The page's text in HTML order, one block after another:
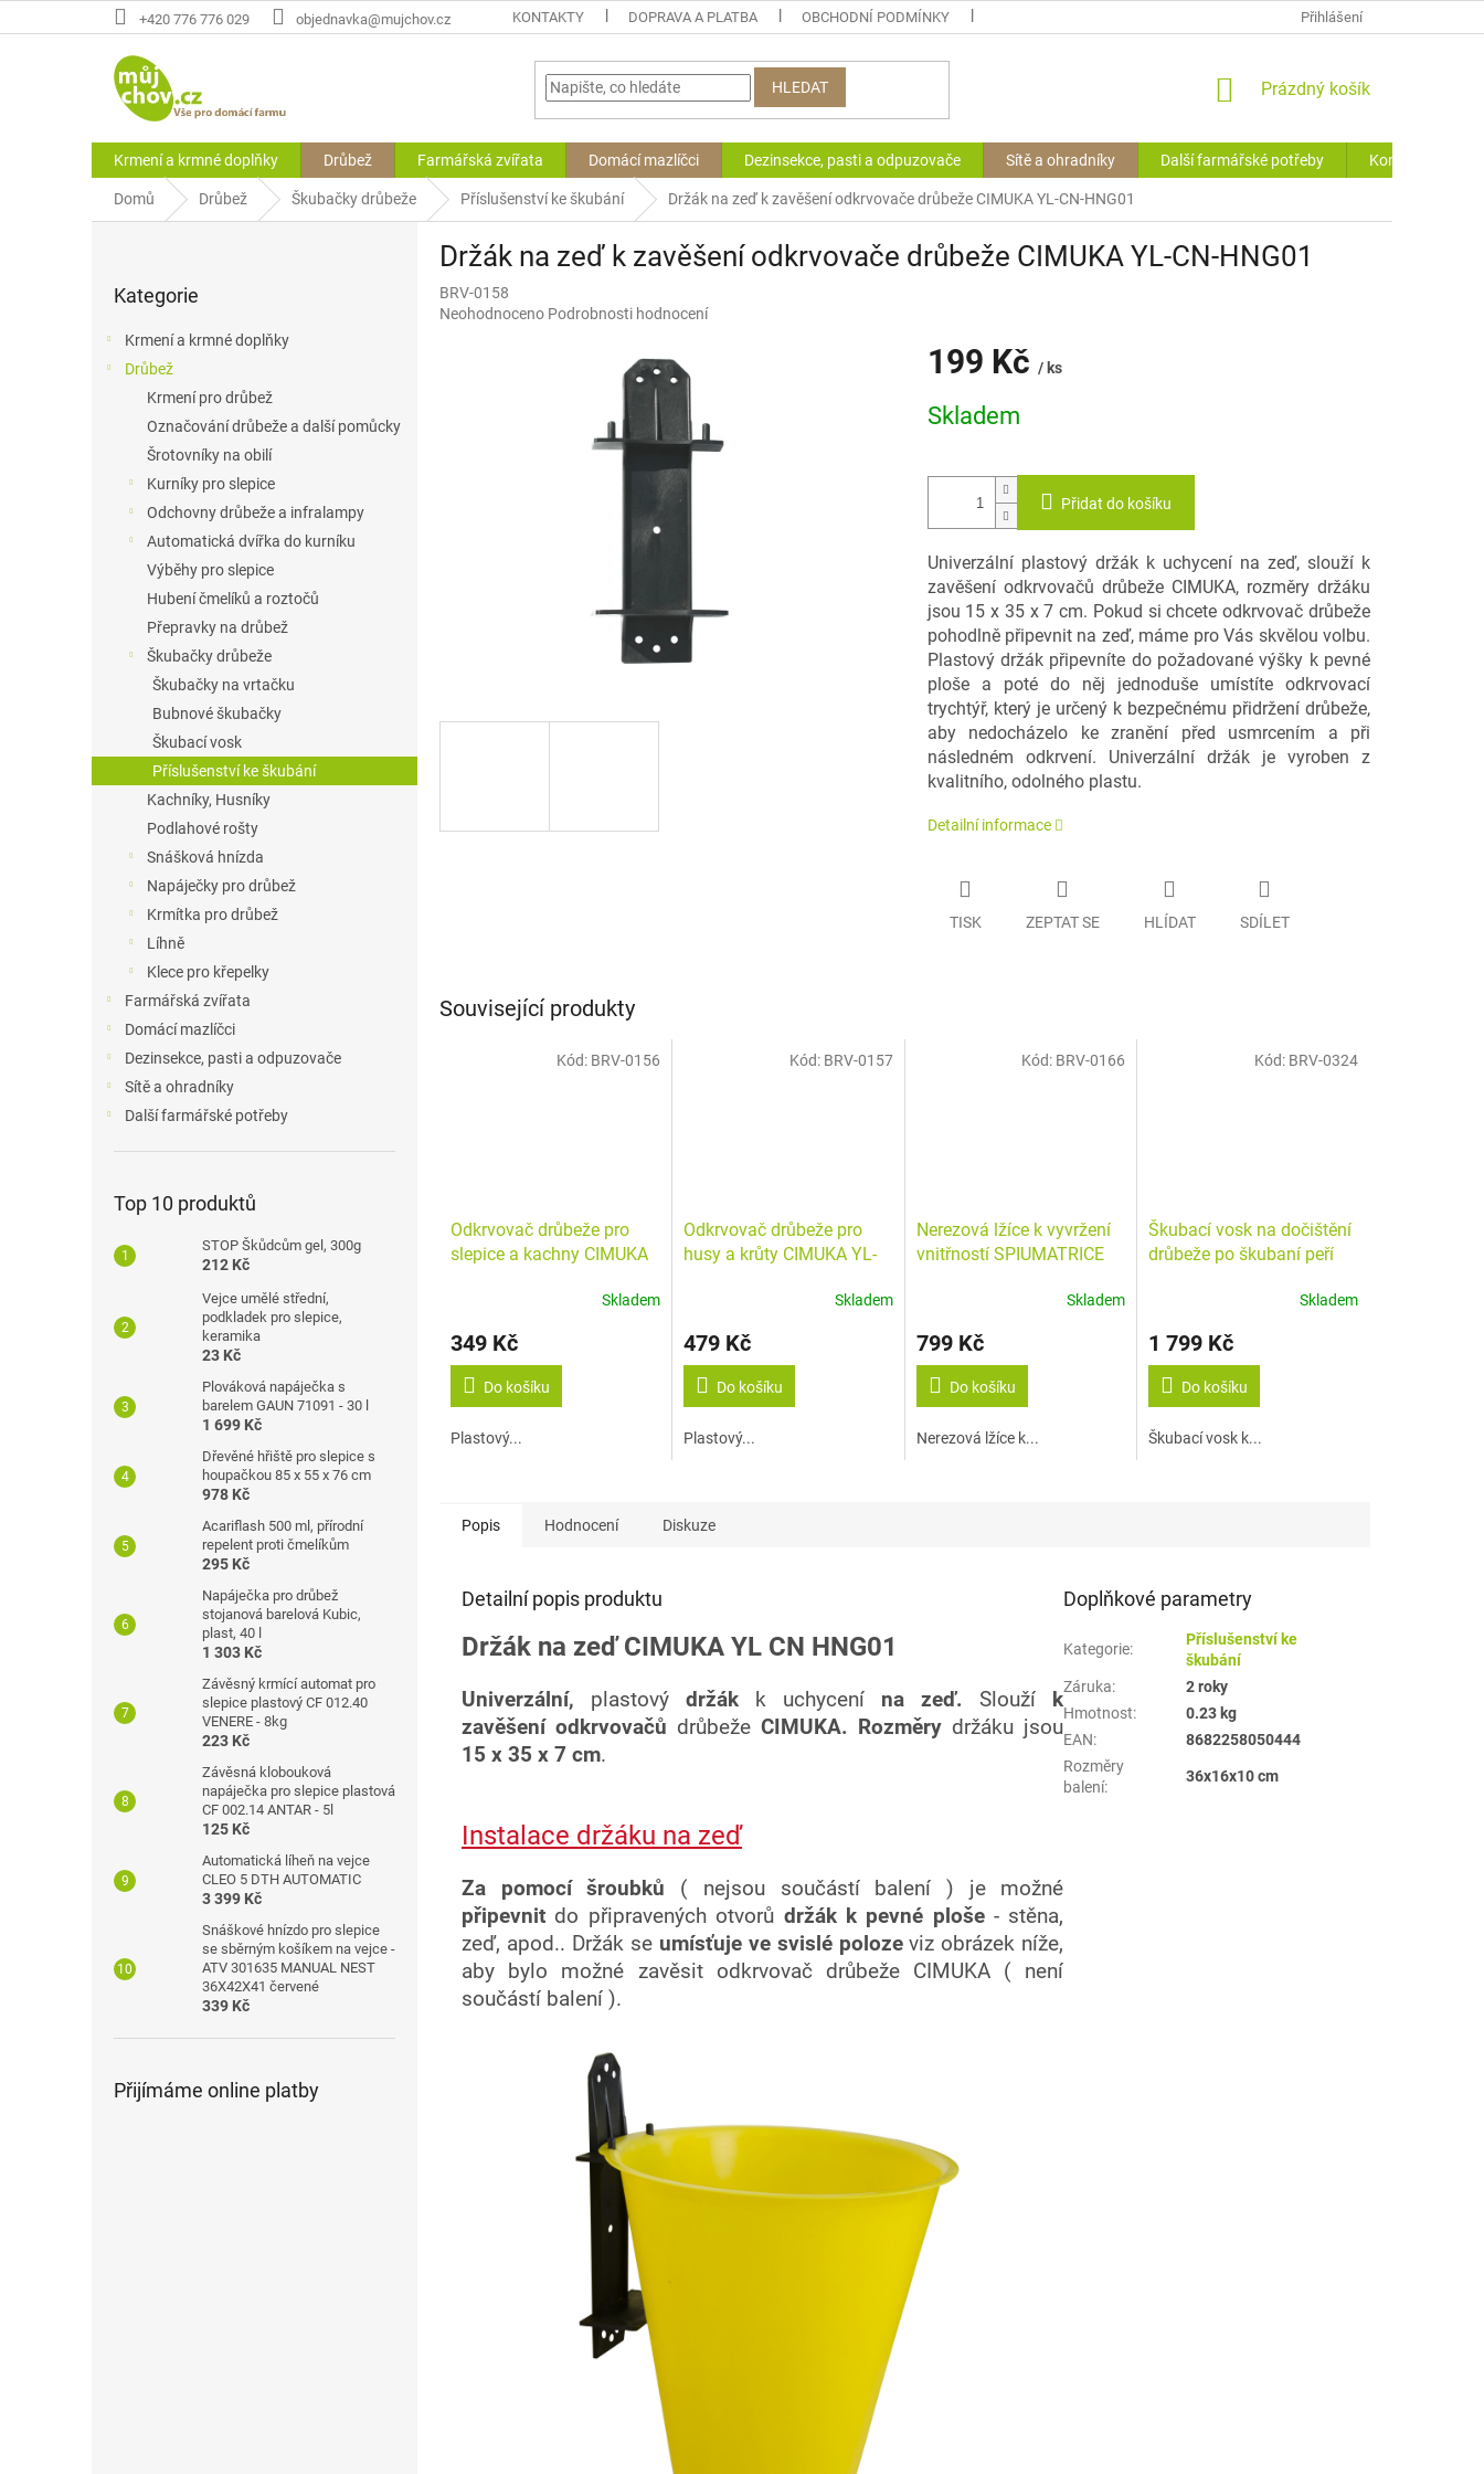
na
+420 776 776 029 objednavka@mujchov.cz KONTAKTY DOPRAVA A PLATBA OBCHODNÍ PODMÍNKY HODNOCENÍ OBCHODU
Přihlášení
HLEDAT
NÁKUPNÍ
Prázdný košík
Krmení a krmné doplňky Drůbež Farmářská zvířata Domácí mazlíčci Dezinsekce, pasti a odpuzovače Sítě a ohradníky Další farmářské potřeby Kontakty
Domů Drůbež Škubačky drůbeže Příslušenství ke škubání Držák na zeď k zavěšení odkrvovače drůbeže CIMUKA YL-CN-HNG01
kategorie
Kategorie
Krmení a krmné doplňky
Drůbež
Krmení pro drůbež
Označování drůbeže a další pomůcky
Šrotovníky na obilí
Kurníky pro slepice
Odchovny drůbeže a infralampy
Automatická dvířka do kurníku
Výběhy pro slepice
Hubení čmelíků a roztočů
Přepravky na drůbež
Škubačky drůbeže
Škubačky na vrtačku
Bubnové škubačky
Škubací vosk
Příslušenství ke škubání
Kachníky, Husníky
Podlahové rošty
Snášková hnízda
Napáječky pro drůbež
Krmítka pro drůbež
Líhně
Klece pro křepelky
Farmářská zvířata
Domácí mazlíčci
Dezinsekce, pasti a odpuzovače
Sítě a ohradníky
Další farmářské potřeby
Top 10 produktů
STOP Škůdcům gel, 300g
212 Kč
Vejce umělé střední,
podkladek pro slepice,
keramika
23 Kč
Plováková napáječka s
barelem GAUN 71091 - 30 l
1 699 Kč
Dřevěné hřiště pro slepice s
houpačkou 85 x 55 x 76 cm
978 Kč
Acariflash 500 ml, přírodní
repelent proti čmelíkům
295 Kč
Napáječka pro drůbež
stojanová barelová Kubic,
plast, 40 l
1 303 Kč
Závěsný krmící automat pro
slepice plastový CF 012.40
VENERE - 8kg
223 Kč
Závěsná klobouková
napáječka pro slepice plastová
CF 002.14 ANTAR - 5l
125 Kč
Automatická líheň na vejce
CLEO 5 DTH AUTOMATIC
3 399 Kč
Snáškové hnízdo pro slepice
se sběrným košíkem na vejce -
ATV 301635 MANUAL NEST
36X42X41 červené
339 Kč
Přijímáme online platby
Držák na zeď k zavěšení odkrvovače drůbeže CIMUKA YL-CN-HNG01
BRV-0158
Průměrné
Neohodnoceno Podrobnosti hodnocení
199 Kč / ks
cena:
Skladem
Přidat do košíku
Univerzální plastový držák k uchycení na zeď, slouží k
zavěšení odkrvovačů drůbeže CIMUKA, rozměry držáku
jsou 15 x 35 x 7 cm. Pokud si chcete odkrvovač drůbeže
pohodlně připevnit na zeď, máme pro Vás skvělou volbu.
Plastový držák připevníte do požadované výšky k pevné
ploše a poté do něj jednoduše umístíte odkrvovací
trychtýř, který je určený k bezpečnému přidržení drůbeže,
aby nedocházelo ke zranění před usmrcením a při
následném odkrvení. Univerzální držák je vyroben z
kvalitního, odolného plastu.
Detailní informace
TISK ZEPTAT SE HLÍDAT SDÍLET
Související produkty
Odkrvovač drůbeže pro
slepice a kachny CIMUKA
Skladem
349 Kč
Do košíku
Plastový...
Kód: BRV-0156
Odkrvovač drůbeže pro
husy a krůty CIMUKA YL-
Skladem
479 Kč
Do košíku
Plastový...
Kód: BRV-0157
Nerezová lžíce k vyvržení
vnitřností SPIUMATRICE
Skladem
799 Kč
Do košíku
Nerezová lžíce k...
Kód: BRV-0166
Škubací vosk na dočištění
drůbeže po škubaní peří
Skladem
1 799 Kč
Do košíku
Škubací vosk k...
Kód: BRV-0324
Popis Hodnocení Diskuze
Detailní popis produktu
Držák na zeď CIMUKA YL CN HNG01
Univerzální, plastovýdržák k uchycení na zeď. Slouží
k
zavěšení odkrvovačů drůbežeCIMUKA. Rozměry držáku jsou
15 x 35 x 7 cm.
Instalace držáku na zeď
Za pomocí šroubků ( nejsou součástí balení ) je možné
připevnit do připravených otvorů držák k pevné ploše- stěna,
zeď, apod.. Držák se umísťuje ve svislé polozeviz obrázek níže,
aby bylo možné zavěsit odkrvovač drůbeže CIMUKA ( není
součástí balení ).
Doplňkové parametry
Kategorie:
Příslušenství ke
škubání
Záruka:
2 roky
Hmotnost:
0.23 kg
EAN:
8682258050444
Rozměry
balení:
36x16x10 cm